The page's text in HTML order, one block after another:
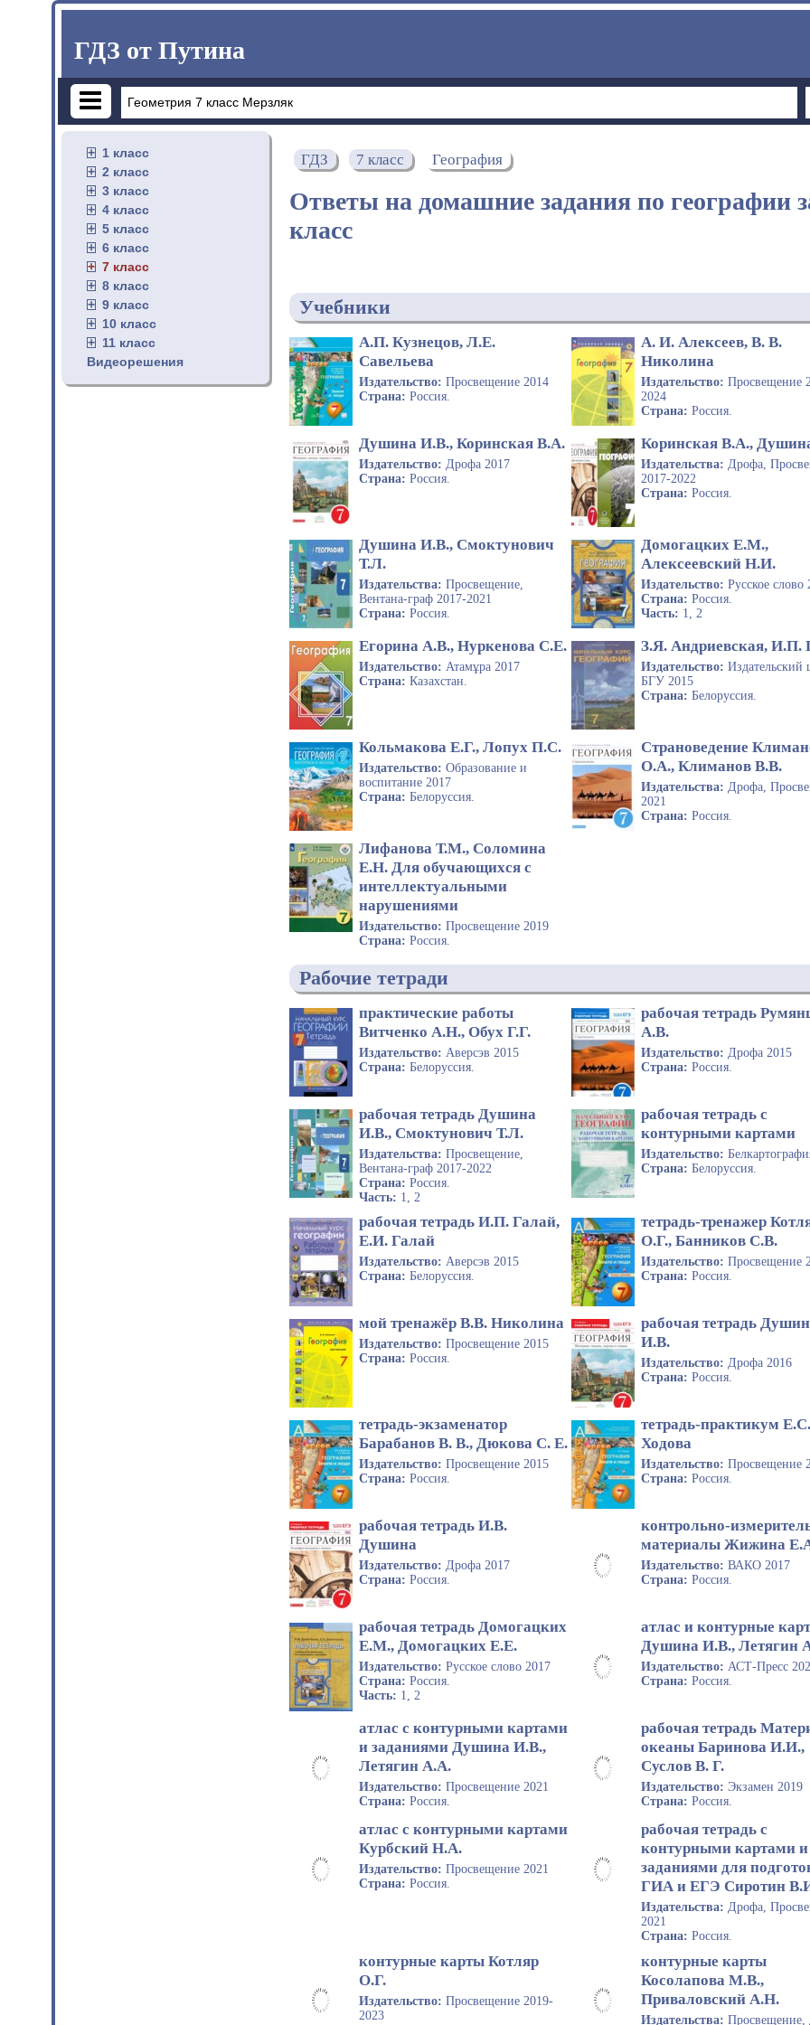
ГДЗ от Путина
1 класс
2 класс
3 класс
4 класс
5 класс
6 класс
7 класс
8 класс
9 класс
10 класс
11 класс
Видеорешения
ГДЗ 7 класс География
Ответы на домашние задания по географии
класс
Учебники
А.П. Кузнецов, Л.Е.
Савельева
Издательство: Просвещение 2014
Страна: Россия.
А. И. Алексеев, В. В.
Николина
Издательство:Просвещение
2024
Страна:Россия.
Душина И.В., Коринская В.А.
Издательство: Дрофа 2017
Страна: Россия.
Коринская В.А.,
Издательства: Дрофа,
2017-2022
Страна:Россия.
Душина И.В., Смоктунович
Т.Л.
Издательства: Просвещение,
Вентана-граф 2017-2021
Страна: Россия.
Домогацких Е.М.,
Алексеевский Н.И.
Издательство:Русское слово
Страна:Россия.
Часть: 1, 2
Егорина А.В., Нуркенова С.Е.
Издательство: Атамұра 2017
Страна: Казахстан.
З.Я. Андриевская, И.П.
Издательство:Издательский
БГУ 2015
Страна:Белоруссия.
Кольмакова Е.Г., Лопух П.С.
Издательство: Образование и
воспитание 2017
Страна: Белоруссия.
Страноведение
О.А., Климанов В.В.
Издательства: Дрофа,
2021
Страна:Россия.
Лифанова Т.М., Соломина
Е.Н. Для обучающихся с
интеллектуальными
нарушениями
Издательство: Просвещение 2019
Страна: Россия.
Рабочие тетради
практические работы
Витченко А.Н., Обух Г.Г.
Издательство: Аверсэв 2015
Страна: Белоруссия.
рабочая тетрадь
А.В.
Издательство: Дрофа 2015
Страна:Россия.
рабочая тетрадь Душина
И.В., Смоктунович Т.Л.
Издательства: Просвещение,
Вентана-граф 2017-2022
Страна: Россия.
Часть: 1, 2
рабочая тетрадь с
контурными картами
Издательство:
Страна:Белоруссия.
рабочая тетрадь И.П. Галай,
Е.И. Галай
Издательство: Аверсэв 2015
Страна: Белоруссия.
тетрадь-тренажер
О.Г., Банников С.В.
Издательство:Просвещение
Страна:Россия.
мой тренажёр В.В. Николина
Издательство: Просвещение 2015
Страна: Россия.
рабочая тетрадь
И.В.
Издательство:Дрофа 2016
Страна:Россия.
тетрадь-экзаменатор
Барабанов В. В., Дюкова С. Е.
Издательство: Просвещение 2015
Страна: Россия.
тетрадь-практикум Е.С.
Ходова
Издательство:Просвещение
Страна:Россия.
рабочая тетрадь И.В.
Душина
Издательство: Дрофа 2017
Страна: Россия.
контрольно-
материалы Жижина
Издательство:ВАКО 2017
Страна:Россия.
рабочая тетрадь Домогацких
Е.М., Домогацких Е.Е.
Издательство: Русское слово 2017
Страна: Россия.
Часть: 1, 2
атлас и контурные
Душина И.В., Летягин
Издательство:АСТ-Пресс
Страна:Россия.
атлас с контурными картами
и заданиями Душина И.В.,
Летягин А.А.
Издательство: Просвещение 2021
Страна: Россия.
рабочая тетрадь
океаны Баринова И.И.,
Суслов В. Г.
Издательство:Экзамен 2019
Страна:Россия.
атлас с контурными картами
Курбский Н.А.
Издательство: Просвещение 2021
Страна: Россия.
рабочая тетрадь с
контурными картами и
заданиями для
ГИА и ЕГЭ Сиротин
Издательства:Дрофа,
2021
Страна:Россия.
контурные карты Котляр
О.Г.
Издательство: Просвещение 2019-
2023
контурные карты
Косолапова М.В.,
Приваловский А.Н.
Издательства:Просвещение,